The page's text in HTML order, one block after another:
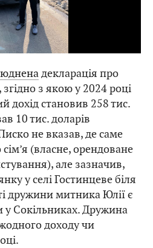
декларація про
з якою у 2024 році
дохід становив 258 тис.
10 тис. доларів
не вказав, де саме
(власне, орендоване
але зазначив,
у селі Гостинцеве біля
дружини митника Юлії є
у Сокільниках. Дружина
доходу чи